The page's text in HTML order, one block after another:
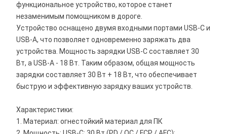
функциональное устройство, которое станет
незаменимым помощником в дороге.
Устройство оснащено двумя входными портами USB-C и
USB-A, что позволяет одновременно заряжать два
устройства. Мощность зарядки USB-C составляет 30
Вт, а USB-A - 18 Вт. Таким образом, общая мощность
зарядки составляет 30 Вт + 18 Вт, что обеспечивает
быструю и эффективную зарядку ваших устройств.
Характеристики:
1. Материал: огнестойкий материал для ПК